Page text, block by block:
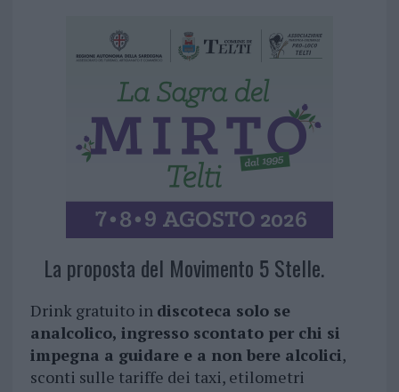
La proposta del Movimento 5 Stelle.
Drink gratuito in discoteca solo se
analcolico, ingresso scontato per chi si
impegna a guidare e a non bere alcolici,
sconti sulle tariffe dei taxi, etilometri